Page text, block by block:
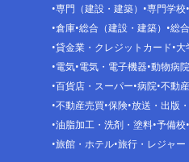
専門（建設・建築）
専門学校
倉庫 総合（建設・建築）
総
貸金業・クレジットカード 大
電気 電気・電子機器 動物病院
百貨店・スーパー 病院 不動
不動産売買 保険 放送・出版
油脂加工・洗剤・塗料 予備校
旅館・ホテル 旅行・レジャー